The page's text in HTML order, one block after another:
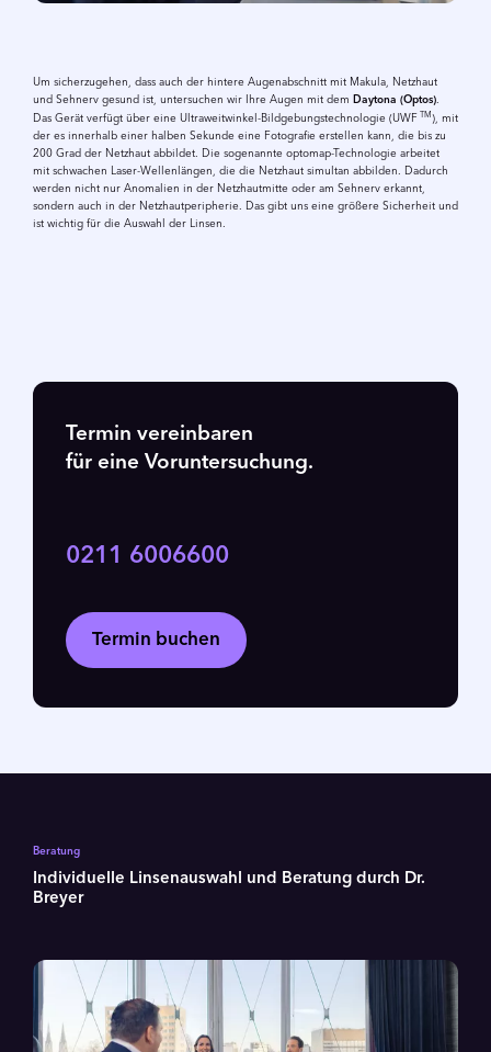
Um sicherzugehen, dass auch der hintere Augenabschnitt mit Makula, Netzhaut
und Sehnerv gesund ist, untersuchen wir Ihre Augen mit dem
Daytona (Optos)
Das Gerät verfügt über eine Ultraweitwinkel-Bildgebungstechnologie (UWF
TM), mit
der es innerhalb einer halben Sekunde eine Fotografie erstellen kann, die bis zu
200 Grad der Netzhaut abbildet. Die sogenannte optomap-Technologie arbeitet
mit schwachen Laser-Wellenlängen, die die Netzhaut simultan abbilden. Dadurch
werden nicht nur Anomalien in der Netzhautmitte oder am Sehnerv erkannt,
sondern auch in der Netzhautperipherie. Das gibt uns eine größere Sicherheit und
ist wichtig für die Auswahl der Linsen.
Termin vereinbaren
für eine Voruntersuchung.
0211 6006600
Termin buchen
Beratung
Individuelle Linsenauswahl und Beratung durch Dr.
Breyer